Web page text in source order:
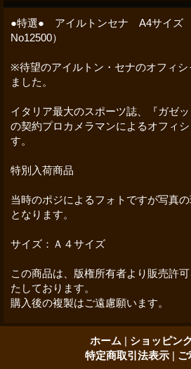
●特選● アイルトンセナ A4サイ
No12500）
※待望のアイルトン・セナのオフィシ
ました。
イタリア最大のスポーツ誌、『ガゼッ
の契約プロカメラマンによるオフィ
す。
特別入荷商品
当時のポジによるフォトですが写真
となります。
サイズ：Ａ４サイズ
この商品は、版権所有者より販売許
たしております。
購入後の複製はご遠慮願います。
ホーム | ショッピン
特定商取引法表示 | ご